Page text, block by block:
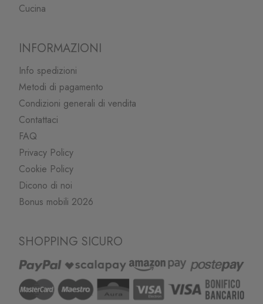
Cucina
INFORMAZIONI
Info spedizioni
Metodi di pagamento
Condizioni generali di vendita
Contattaci
FAQ
Privacy Policy
Cookie Policy
Dicono di noi
Bonus mobili 2026
SHOPPING SICURO